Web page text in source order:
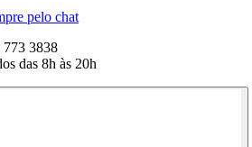
pelo chat
773 3838
das 8h às 20h